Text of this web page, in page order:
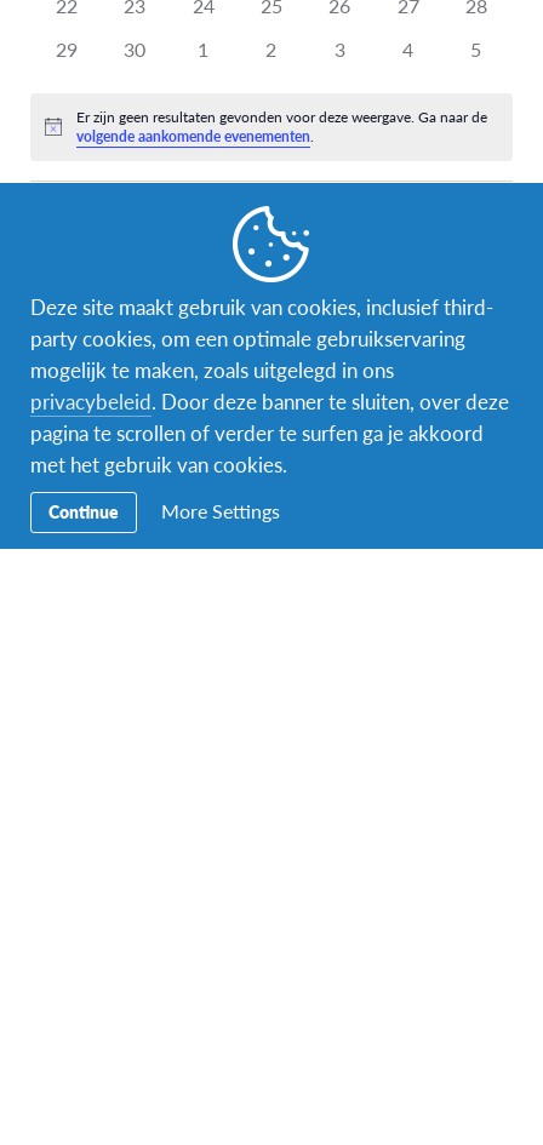
evenementen,evenementen,evenementen,evenementen,evenementen,evenementen,
evenementen,evenementen,evenementen,evenementen,evenementen,evenementen,
heeft
evenementen,
29
heeft
evenementen,
30
heeft
evenementen,
1
heeft
evenementen,
2
heeft
3
heeft
evenementen,
4
heeft
5
Bericht
Er zijn geen resultaten gevonden voor deze weergave. Ga naar de
volgende aankomende evenementen.
Deze maand
FacebookInstagram
Deze site maakt gebruik van cookies, inclusief third-
party cookies, om een optimale gebruikservaring
mogelijk te maken, zoals uitgelegd in ons
privacybeleid. Door deze banner te sluiten, over deze
pagina te scrollen of verder te surfen ga je akkoord
met het gebruik van cookies.
Continue More Settings